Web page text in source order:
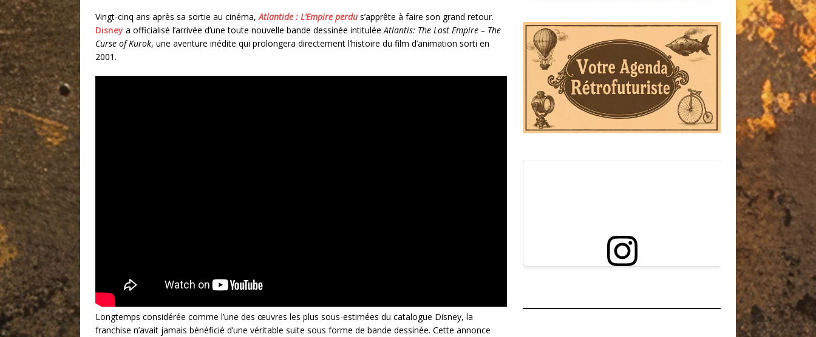
Vingt-cinq ans après sa sortie au cinéma,Atlantide : L’Empire perdu s’apprête à faire son grand retour.
Disney a officialisé l’arrivée d’une toute nouvelle bande dessinée intituléeAtlantis: The Lost Empire – The
Curse of Kurok, une aventure inédite qui prolongera directement l’histoire du film d’animation sorti en
2001.
Longtemps considérée comme l’une des œuvres les plus sous-estimées du catalogue Disney, la
franchise n’avait jamais bénéficié d’une véritable suite sous forme de bande dessinée. Cette annonce